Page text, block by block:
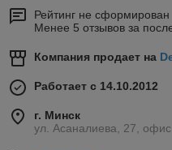
Рейтинг не сформирован
Менее 5 отзывов за
Компания продает на
Работает с 14.10.2012
г. Минск
ул. Асаналиева, 27,